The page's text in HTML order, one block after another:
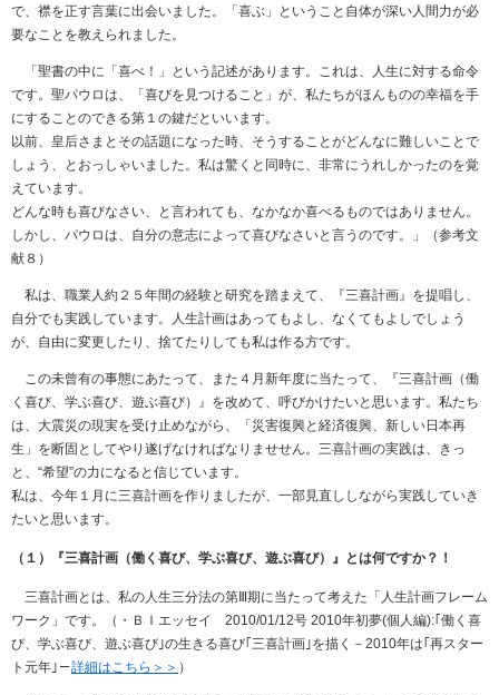
で、襟を正す言葉に出会いました。「喜ぶ」ということ自体が深い人間力が必
要なことを教えられました。
「聖書の中に「喜べ！」という記述があります。これは、人生に対する命令
です。聖パウロは、「喜びを見つけること」が、私たちがほんものの幸福を手
にすることのできる第１の鍵だといいます。
以前、皇后さまとその話題になった時、そうすることがどんなに難しいことで
しょう、とおっしゃいました。私は驚くと同時に、非常にうれしかったのを覚
えています。
どんな時も喜びなさい、と言われても、なかなか喜べるものではありません。
しかし、パウロは、自分の意志によって喜びなさいと言うのです。」（参考文
献８）
私は、職業人約２５年間の経験と研究を踏まえて、『三喜計画』を提唱し、
自分でも実践しています。人生計画はあってもよし、なくてもよしでしょう
が、自由に変更したり、捨てたりしても私は作る方です。
この未曾有の事態にあたって、また４月新年度に当たって、『三喜計画（働
く喜び、学ぶ喜び、遊ぶ喜び）』を改めて、呼びかけたいと思います。私たち
は、大震災の現実を受け止めながら、「災害復興と経済復興、新しい日本再
生」を断固としてやり遂げなければなりませせん。三喜計画の実践は、きっ
と、“希望”の力になると信じています。
私は、今年１月に三喜計画を作りましたが、一部見直ししながら実践していき
たいと思います。
（１）『三喜計画（働く喜び、学ぶ喜び、遊ぶ喜び）』とは何ですか？！
三喜計画とは、私の人生三分法の第Ⅲ期に当たって考えた「人生計画フレーム
ワーク」です。（・ＢＩエッセイ 2010/01/12号 2010年初夢(個人編):｢働く喜
び、学ぶ喜び、遊ぶ喜び｣の生きる喜び｢三喜計画｣を描く－2010年は｢再スター
ト元年｣－詳細はこちら＞＞ ）